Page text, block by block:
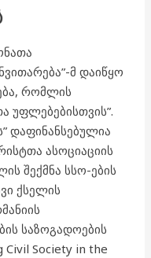
მ დაიწყო
რომლის
უფლებებისთვის”.
დაფინანსებულია
ასოციაციის
შექმნა სსო-ების
ქსელის
საზოგადოების
Society in the